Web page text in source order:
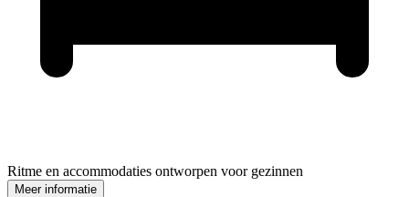
Ritme en accommodaties ontworpen voor gezinnen
Meer informatie